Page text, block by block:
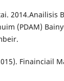
2014.Anailisis
(PDAM)
Finainciail